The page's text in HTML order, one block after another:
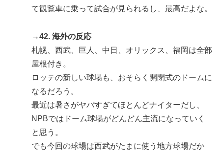
て観覧車に乗って試合が見られるし、最高だよな。
→42. 海外の反応
札幌、西武、巨人、中日、オリックス、福岡は全部
屋根付き。
ロッテの新しい球場も、おそらく開閉式のドームに
なるだろう。
最近は暑さがヤバすぎてほとんどナイターだし、
NPBではドーム球場がどんどん主流になっていく
と思う。
でも今回の球場は西武がたまに使う地方球場だか